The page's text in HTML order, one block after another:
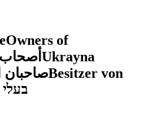
Owners of
أصحاب Ukrayna
صاحبانBesitzer von